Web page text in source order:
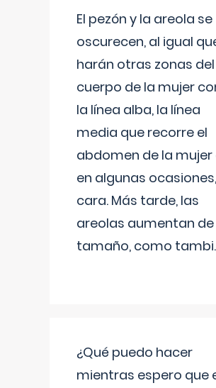
El pezón y la areola se
oscurecen, al igual
harán otras zonas del
cuerpo de la mujer
la línea alba, la línea
media que recorre el
abdomen de la mujer
en algunas
cara. Más tarde, las
areolas aumentan de
tamaño, como tambi
¿Qué puedo hacer
mientras espero que